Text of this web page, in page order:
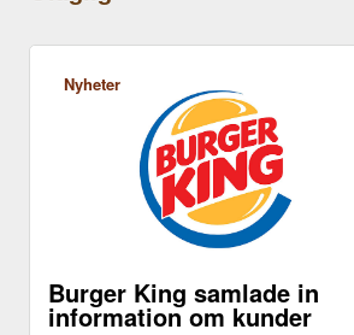
Nyheter
Burger King samlade in
information om kunder